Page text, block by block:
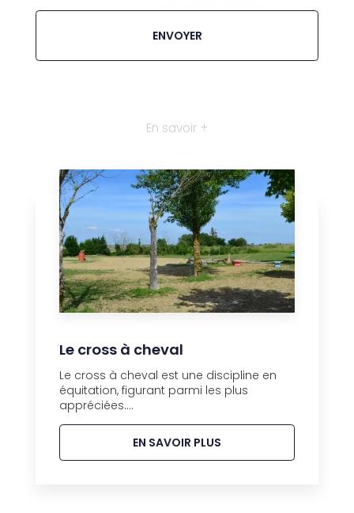
En savoir +
Le cross à cheval
Le cross à cheval est une discipline en
équitation, figurant parmi les plus
appréciées....
EN SAVOIR PLUS